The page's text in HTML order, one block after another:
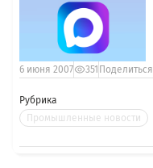
Рубрика
Промышленные новости
6 июня 2007 351 Поделиться